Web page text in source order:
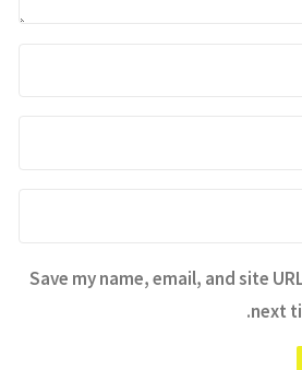
Save my name, email, and site
next